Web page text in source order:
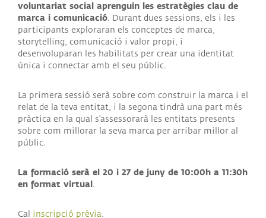
voluntariat social aprenguin les estratègies clau de
marca i comunicació. Durant dues sessions, els i les
participants exploraran els conceptes de marca,
storytelling, comunicació i valor propi, i
desenvoluparan les habilitats per crear una identitat
única i connectar amb el seu públic.
La primera sessió serà sobre com construir la marca i el
relat de la teva entitat, i la segona tindrà una part més
pràctica en la qual s'assessorarà les entitats presents
sobre com millorar la seva marca per arribar millor al
públic.
La formació serà el 20 i 27 de juny de 10:00h a 11:30h
en format virtual .
Cal inscripció prèvia.